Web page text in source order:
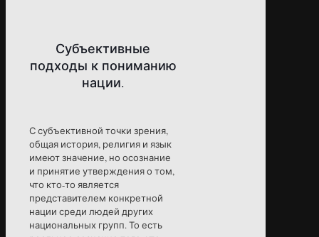
Субъективные
подходы к пониманию
нации.
С субъективной точки зрения,
общая история, религия и язык
имеют значение, но осознание
и принятие утверждения о том,
что кто-то является
представителем конкретной
нации среди людей других
национальных групп. То есть